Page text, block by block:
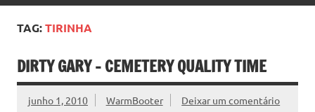
TAG:TIRINHA
DIRTY GARY – CEMETERY QUALITY TIME
junho 1, 2010 WarmBooter Deixar um comentário